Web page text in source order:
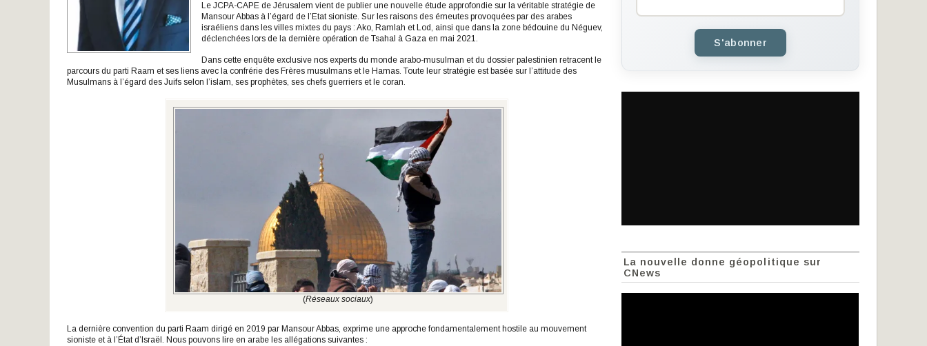
Le JCPA-CAPE de Jérusalem vient de publier une nouvelle étude approfondie sur la véritable stratégie de
Mansour Abbas à l’égard de l’Etat sioniste. Sur les raisons des émeutes provoquées par des arabes
israéliens dans les villes mixtes du pays : Ako, Ramlah et Lod, ainsi que dans la zone bédouine du Néguev,
déclenchées lors de la dernière opération de Tsahal à Gaza en mai 2021.
Dans cette enquête exclusive nos experts du monde arabo-musulman et du dossier palestinien retracent le
parcours du parti Raam et ses liens avec la confrérie des Frères musulmans et le Hamas. Toute leur stratégie est basée sur l’attitude des
Musulmans à l’égard des Juifs selon l’islam, ses prophètes, ses chefs guerriers et le coran.
(Réseaux sociaux)
La dernière convention du parti Raam dirigé en 2019 par Mansour Abbas, exprime une approche fondamentalement hostile au mouvement
sioniste et à l’État d’Israël. Nous pouvons lire en arabe les allégations suivantes :
S'abonner
La nouvelle donne géopolitique sur
CNews